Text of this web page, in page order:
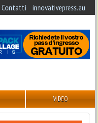
Contatti innovativepress.eu
VIDEO